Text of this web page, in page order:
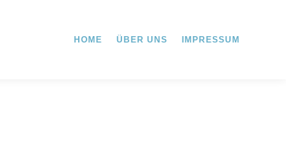
HOME ÜBER UNS IMPRESSUM